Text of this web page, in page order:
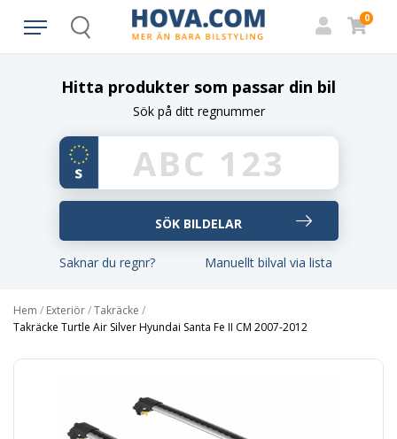
Search
0
Hitta produkter som passar din bil
Sök på ditt regnummer
Saknar du regnr? Manuellt bilval via lista
Hem / Exteriör/Takräcke /
Takräcke Turtle Air Silver Hyundai Santa Fe II CM 2007-2012